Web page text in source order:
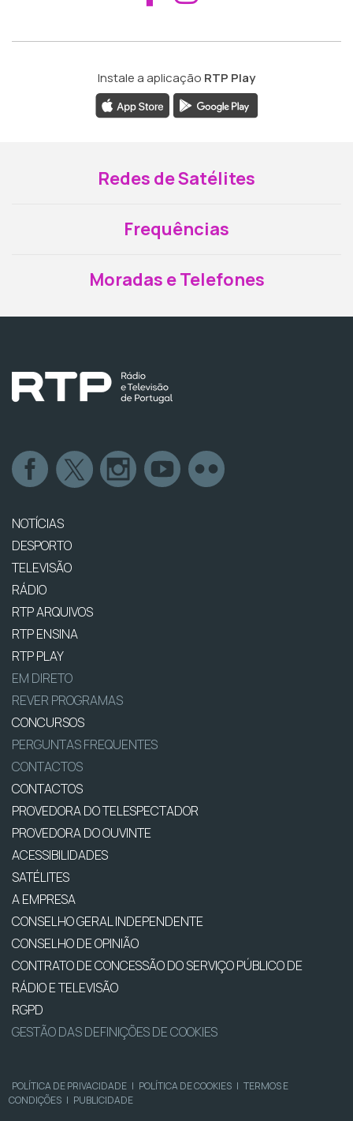
Instale a aplicação RTP Play
Redes de Satélites
Frequências
Moradas e Telefones
NOTÍCIAS
DESPORTO
TELEVISÃO
RÁDIO
RTP ARQUIVOS
RTP ENSINA
RTP PLAY
EM DIRETO
REVER PROGRAMAS
CONCURSOS
PERGUNTAS FREQUENTES
CONTACTOS
CONTACTOS
PROVEDORA DO TELESPECTADOR
PROVEDORA DO OUVINTE
ACESSIBILIDADES
SATÉLITES
A EMPRESA
CONSELHO GERAL INDEPENDENTE
CONSELHO DE OPINIÃO
CONTRATO DE CONCESSÃO DO SERVIÇO PÚBLICO DE
RÁDIO E TELEVISÃO
RGPD
GESTÃO DAS DEFINIÇÕES DE COOKIES
POLÍTICA DE PRIVACIDADE | POLÍTICA DE COOKIES | TERMOS E
CONDIÇÕES | PUBLICIDADE